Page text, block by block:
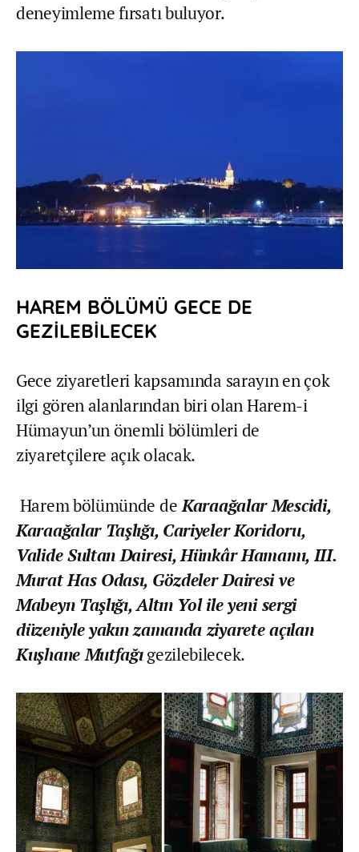
deneyimleme fırsatı buluyor.
HAREM BÖLÜMÜ GECE DE
GEZİLEBİLECEK
Gece ziyaretleri kapsamında sarayın en çok
ilgi gören alanlarından biri olan Harem-i
Hümayun’un önemli bölümleri de
ziyaretçilere açık olacak.
Harem bölümünde deKaraağalar Mescidi,
Karaağalar Taşlığı, Cariyeler Koridoru,
Valide Sultan Dairesi, Hünkâr Hamamı, III.
Murat Has Odası, Gözdeler Dairesi ve
Mabeyn Taşlığı, Altın Yol ile yeni sergi
düzeniyle yakın zamanda ziyarete açılan
Kuşhane Mutfağıgezilebilecek.